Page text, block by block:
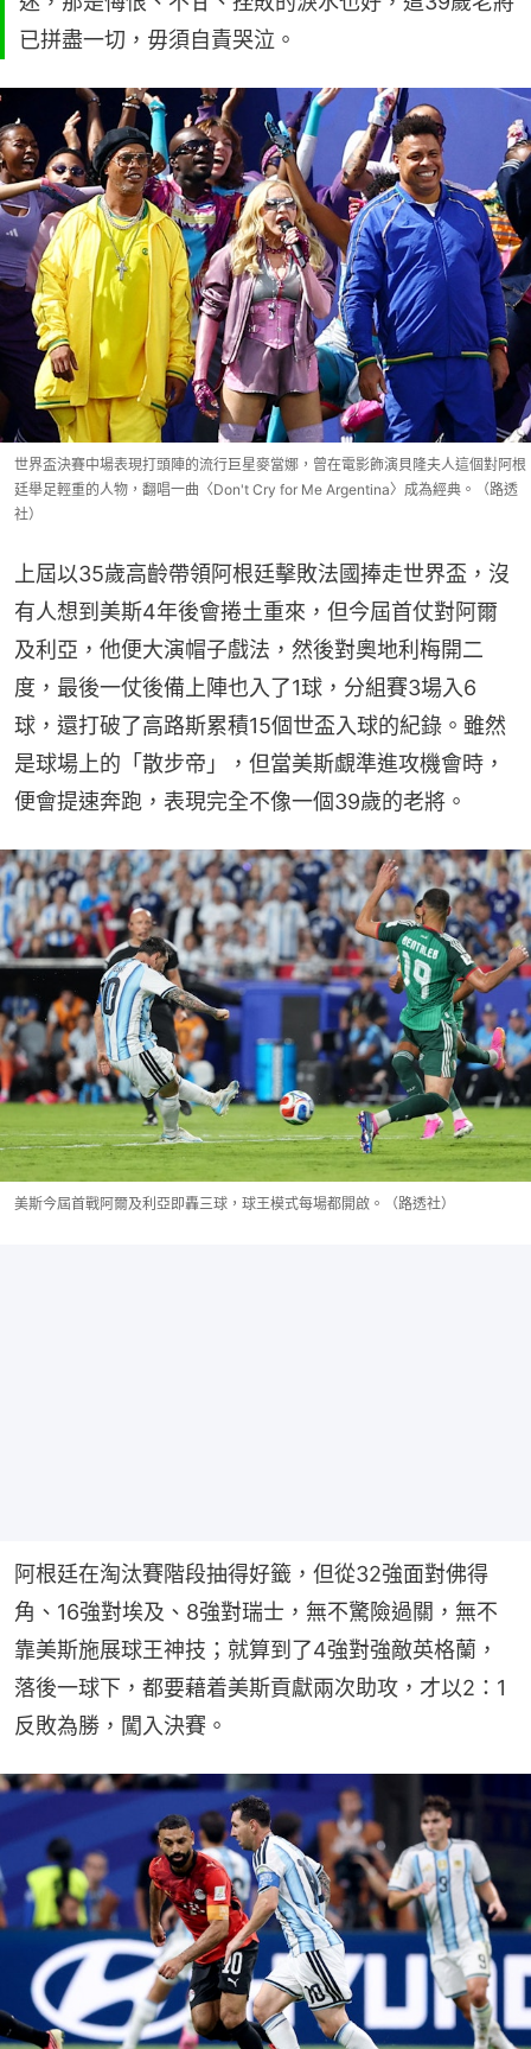
已拼盡一切，毋須自責哭泣。
世界盃決賽中場表現打頭陣的流行巨星麥當娜，曾在電影飾演貝隆夫人這個對阿根
廷舉足輕重的人物，翻唱一曲〈Don't Cry for Me Argentina〉成為經典。（路透
社）
上屆以35歲高齡帶領阿根廷擊敗法國捧走世界盃，沒
有人想到美斯4年後會捲土重來，但今屆首仗對阿爾
及利亞，他便大演帽子戲法，然後對奧地利梅開二
度，最後一仗後備上陣也入了1球，分組賽3場入6
球，還打破了高路斯累積15個世盃入球的紀錄。雖然
是球場上的「散步帝」，但當美斯覷準進攻機會時，
便會提速奔跑，表現完全不像一個39歲的老將。
美斯今屆首戰阿爾及利亞即轟三球，球王模式每場都開啟。（路透社）
阿根廷在淘汰賽階段抽得好籤，但從32強面對佛得
角、16強對埃及、8強對瑞士，無不驚險過關，無不
靠美斯施展球王神技；就算到了4強對強敵英格蘭，
落後一球下，都要藉着美斯貢獻兩次助攻，才以2：1
反敗為勝，闖入決賽。